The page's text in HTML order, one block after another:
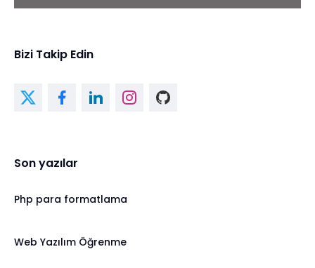
Bizi Takip Edin
Son yazılar
Php para formatlama
Web Yazılım Öğrenme